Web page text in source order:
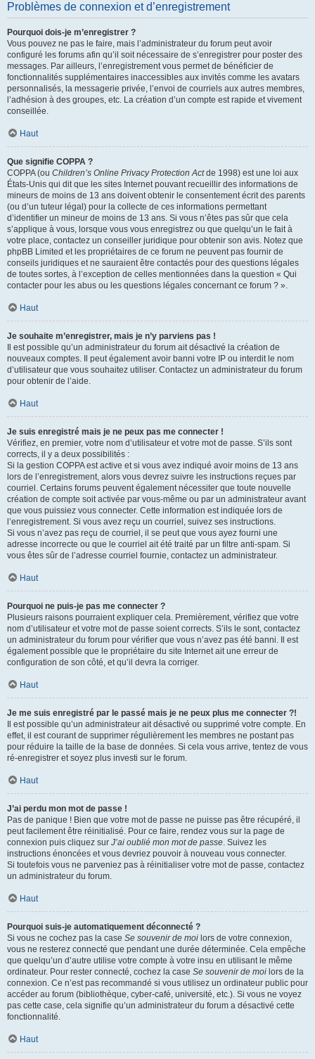
Problèmes de connexion et d’enregistrement
Pourquoi dois-je m’enregistrer ?
Vous pouvez ne pas le faire, mais l’administrateur du forum peut avoir
configuré les forums afin qu’il soit nécessaire de s’enregistrer pour poster des
messages. Par ailleurs, l’enregistrement vous permet de bénéficier de
fonctionnalités supplémentaires inaccessibles aux invités comme les avatars
personnalisés, la messagerie privée, l’envoi de courriels aux autres membres,
l’adhésion à des groupes, etc. La création d’un compte est rapide et vivement
conseillée.
Haut
Que signifie COPPA ?
COPPA (ou Children’s Online Privacy Protection Actde 1998) est une loi aux
États-Unis qui dit que les sites Internet pouvant recueillir des informations de
mineurs de moins de 13 ans doivent obtenir le consentement écrit des parents
(ou d’un tuteur légal) pour la collecte de ces informations permettant
d’identifier un mineur de moins de 13 ans. Si vous n’êtes pas sûr que cela
s’applique à vous, lorsque vous vous enregistrez ou que quelqu’un le fait à
votre place, contactez un conseiller juridique pour obtenir son avis. Notez que
phpBB Limited et les propriétaires de ce forum ne peuvent pas fournir de
conseils juridiques et ne sauraient être contactés pour des questions légales
de toutes sortes, à l’exception de celles mentionnées dans la question « Qui
contacter pour les abus ou les questions légales concernant ce forum ? ».
Haut
Je souhaite m’enregistrer, mais je n’y parviens pas !
Il est possible qu’un administrateur du forum ait désactivé la création de
nouveaux comptes. Il peut également avoir banni votre IP ou interdit le nom
d’utilisateur que vous souhaitez utiliser. Contactez un administrateur du forum
pour obtenir de l’aide.
Haut
Je suis enregistré mais je ne peux pas me connecter !
Vérifiez, en premier, votre nom d’utilisateur et votre mot de passe. S’ils sont
corrects, il y a deux possibilités :
Si la gestion COPPA est active et si vous avez indiqué avoir moins de 13 ans
lors de l’enregistrement, alors vous devrez suivre les instructions reçues par
courriel. Certains forums peuvent également nécessiter que toute nouvelle
création de compte soit activée par vous-même ou par un administrateur avant
que vous puissiez vous connecter. Cette information est indiquée lors de
l’enregistrement. Si vous avez reçu un courriel, suivez ses instructions.
Si vous n’avez pas reçu de courriel, il se peut que vous ayez fourni une
adresse incorrecte ou que le courriel ait été traité par un filtre anti-spam. Si
vous êtes sûr de l’adresse courriel fournie, contactez un administrateur.
Haut
Pourquoi ne puis-je pas me connecter ?
Plusieurs raisons pourraient expliquer cela. Premièrement, vérifiez que votre
nom d’utilisateur et votre mot de passe soient corrects. S’ils le sont, contactez
un administrateur du forum pour vérifier que vous n’avez pas été banni. Il est
également possible que le propriétaire du site Internet ait une erreur de
configuration de son côté, et qu’il devra la corriger.
Haut
Je me suis enregistré par le passé mais je ne peux plus me connecter ?!
Il est possible qu’un administrateur ait désactivé ou supprimé votre compte. En
effet, il est courant de supprimer régulièrement les membres ne postant pas
pour réduire la taille de la base de données. Si cela vous arrive, tentez de vous
ré-enregistrer et soyez plus investi sur le forum.
Haut
J’ai perdu mon mot de passe !
Pas de panique ! Bien que votre mot de passe ne puisse pas être récupéré, il
peut facilement être réinitialisé. Pour ce faire, rendez vous sur la page de
connexion puis cliquez sur J’ai oublié mon mot de passe. Suivez les
instructions énoncées et vous devriez pouvoir à nouveau vous connecter.
Si toutefois vous ne parveniez pas à réinitialiser votre mot de passe, contactez
un administrateur du forum.
Haut
Pourquoi suis-je automatiquement déconnecté ?
Si vous ne cochez pas la case Se souvenir de moi lors de votre connexion,
vous ne resterez connecté que pendant une durée déterminée. Cela empêche
que quelqu’un d’autre utilise votre compte à votre insu en utilisant le même
ordinateur. Pour rester connecté, cochez la case Se souvenir de moi lors de la
connexion. Ce n’est pas recommandé si vous utilisez un ordinateur public pour
accéder au forum (bibliothèque, cyber-café, université, etc.). Si vous ne voyez
pas cette case, cela signifie qu’un administrateur du forum a désactivé cette
fonctionnalité.
Haut